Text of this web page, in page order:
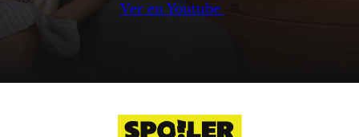
Ver en Youtube